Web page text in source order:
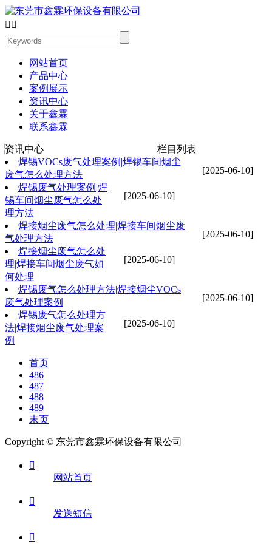
 
网站首页
产品中心
案例展示
资讯中心
关于鑫霖
联系鑫霖
资讯中心 栏目列表
[2025-06-10]
焊锡VOCs废气处理案例|焊锡车间烟尘
废气怎么处理方法
[2025-06-10]
焊锡废气处理案例|焊
锡车间烟尘废气怎么处
理方法
[2025-06-10]
焊接烟尘废气怎么处理|焊接车间烟尘废
气处理方法
[2025-06-10]
焊接烟尘废气怎么处
理|焊接车间烟尘废气如
何处理
[2025-06-10]
焊锡废气怎么处理方法|焊接烟尘VOCs
废气处理案例
[2025-06-10]
焊锡废气怎么处理方
法|焊接烟尘废气处理案
例
首页
486
487
488
489
末页
Copyright © 东莞市鑫霖环保设备有限公司

网站首页

发送短信
